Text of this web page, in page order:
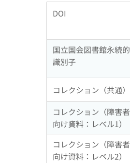
DOI
国立国会図書館永続的
識別子
コレクション（共通）
コレクション（障害者
向け資料：レベル1）
コレクション（障害者
向け資料：レベル2）